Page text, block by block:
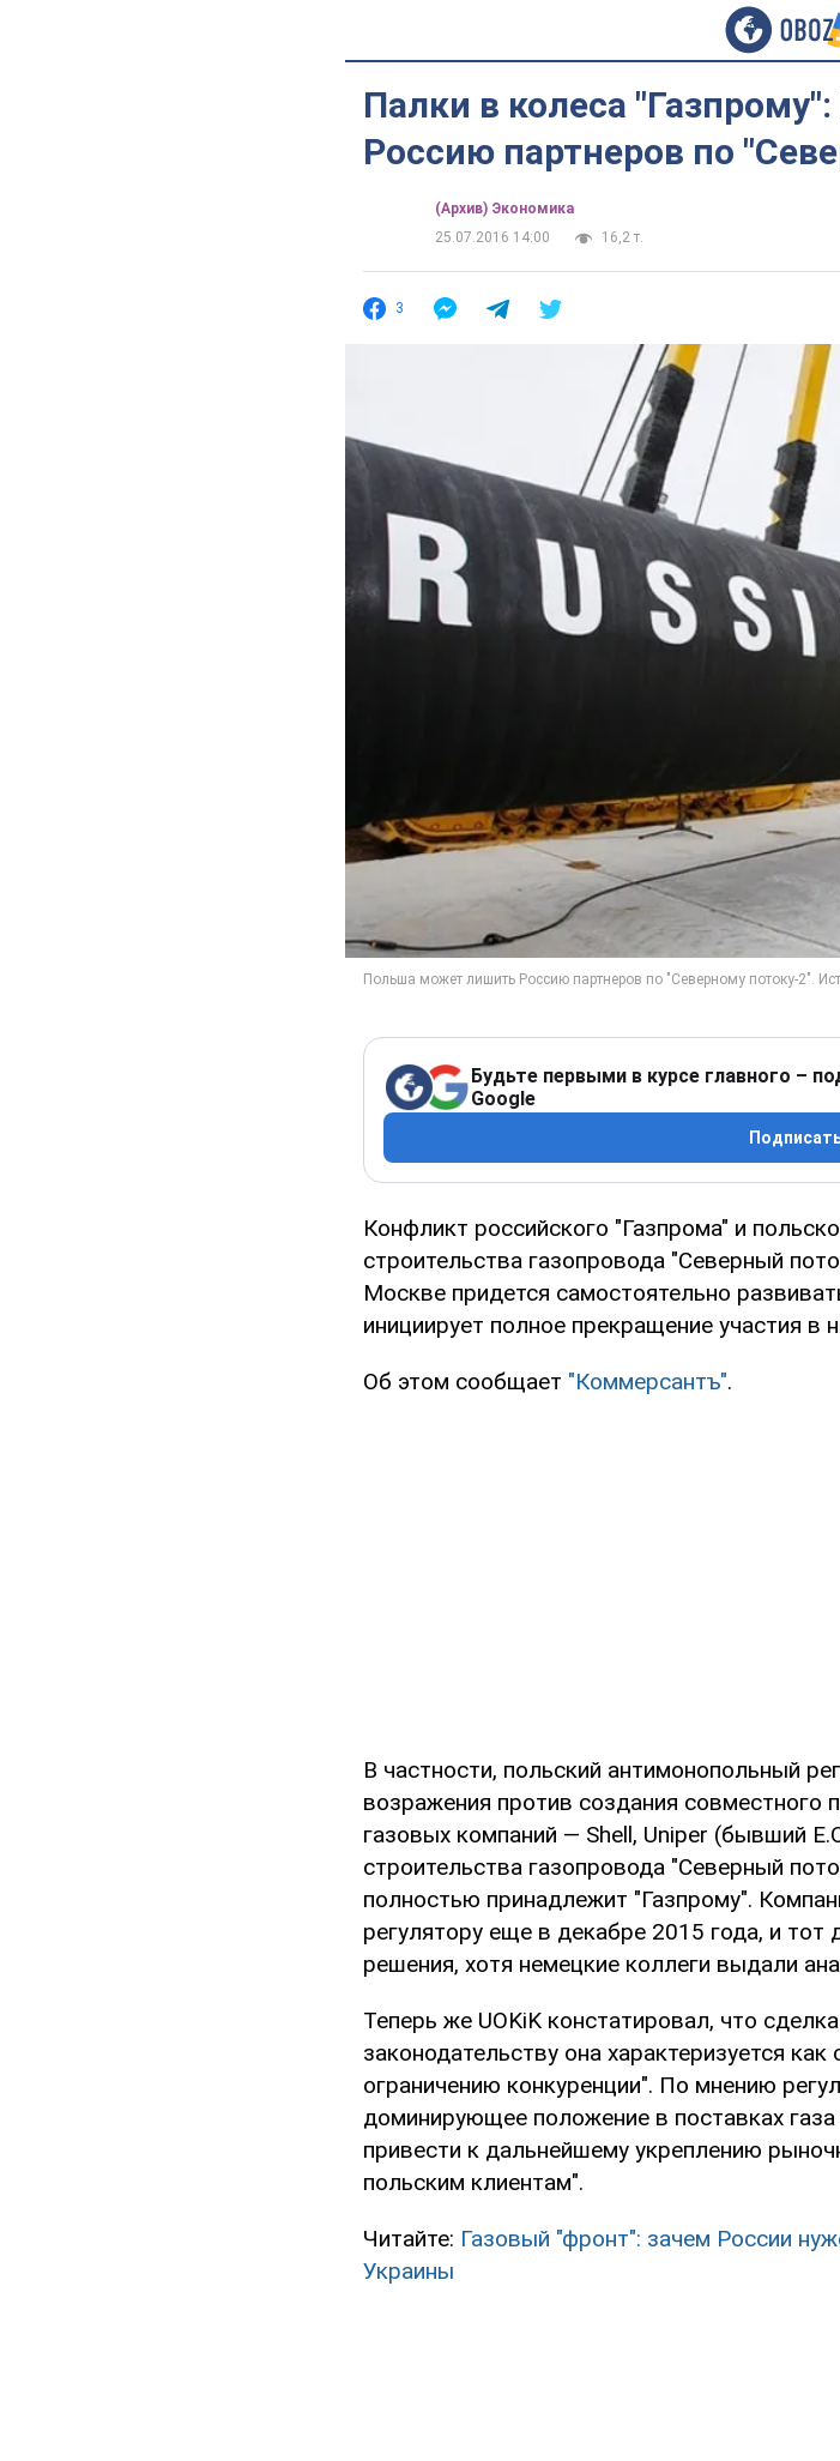
Палки в колеса
Россию партнеров по
(Архив) Экономика
25.07.2016 14:00
16,2 т.
3
Будьте первыми в курсе главного –
Google
Конфликт российского "Газпрома" и
строительства газопровода "Северный
Москве придется самостоятельно
инициирует полное прекращение участия в
Об этом сообщает "Коммерсантъ".
В частности, польский антимонопольный
возражения против создания совместного
газовых компаний — Shell, Uniper (бывший
строительства газопровода "Северный
полностью принадлежит "Газпрому".
регулятору еще в декабре 2015 года, и
решения, хотя немецкие коллеги выдали
Теперь же UOKiK констатировал, что
законодательству она характеризуется
ограничению конкуренции". По мнению
доминирующее положение в поставках
привести к дальнейшему укреплению
польским клиентам".
Читайте: Газовый "фронт": зачем России
Украины